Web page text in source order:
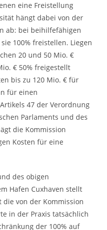
eine Freistellung
hängt dabei von der
ab: bei beihilfefähigen
100% freistellen. Liegen
20 und 50 Mio. €
€ 50% freigestellt
bis zu 120 Mio. € für
für einen
47 der Verordnung
Parlaments und des
die Kommission
Kosten für eine
des obigen
Hafen Cuxhaven stellt
die von der Kommission
in der Praxis tatsächlich
der 100% auf